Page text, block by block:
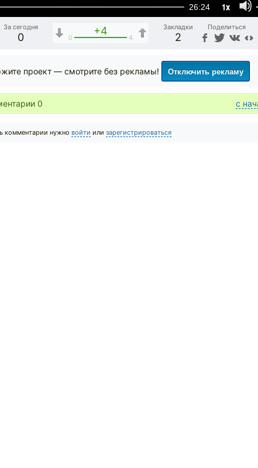
26:24 1x
За сегодня
0
+4
0 4
Закладки
2
Поделиться
проект — смотрите без рекламы! Отключить рекламу
0 с
комментарии нужно войти или зарегистрироваться